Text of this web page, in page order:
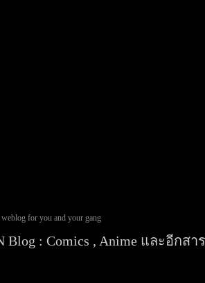
for you and your gang
Blog : Comics , Anime และอีกสา